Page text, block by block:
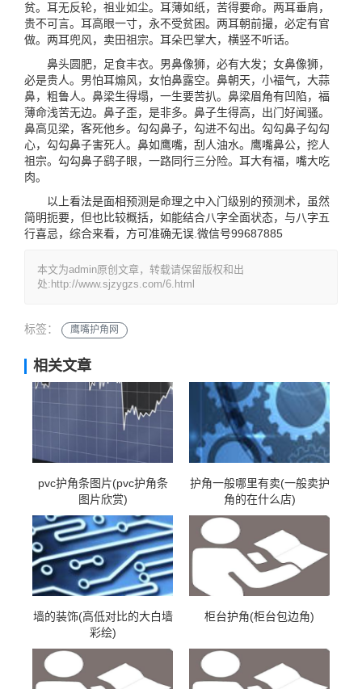
贫。耳无反轮，祖业如尘。耳薄如纸，苦得要命。两耳垂肩，
贵不可言。耳高眼一寸，永不受贫困。两耳朝前撮，必定有官
做。两耳兜风，卖田祖宗。耳朵巴掌大，横竖不听话。
鼻头圆肥，足食丰衣。男鼻像狮，必有大发；女鼻像狮，
必是贵人。男怕耳煽风，女怕鼻露空。鼻朝天，小福气，大蒜
鼻，粗鲁人。鼻梁生得塌，一生要苦扒。鼻梁眉角有凹陷，福
薄命浅苦无边。鼻子歪，是非多。鼻子生得高，出门好闻骚。
鼻高见梁，客死他乡。勾勾鼻子，勾进不勾出。勾勾鼻子勾勾
心，勾勾鼻子害死人。鼻如鹰嘴，刮人油水。鹰嘴鼻公，挖人
祖宗。勾勾鼻子鹞子眼，一路同行三分险。耳大有福，嘴大吃
肉。
以上看法是面相预测是命理之中入门级别的预测术，虽然
简明扼要，但也比较概括，如能结合八字全面状态，与八字五
行喜忌，综合来看，方可准确无误.微信号99687885
本文为admin原创文章，转载请保留版权和出
处:http://www.sjzygzs.com/6.html
标签： 鹰嘴护角网
相关文章
pvc护角条图片(pvc护角条
图片欣赏)
护角一般哪里有卖(一般卖护
角的在什么店)
墙的装饰(高低对比的大白墙
彩绘)
柜台护角(柜台包边角)